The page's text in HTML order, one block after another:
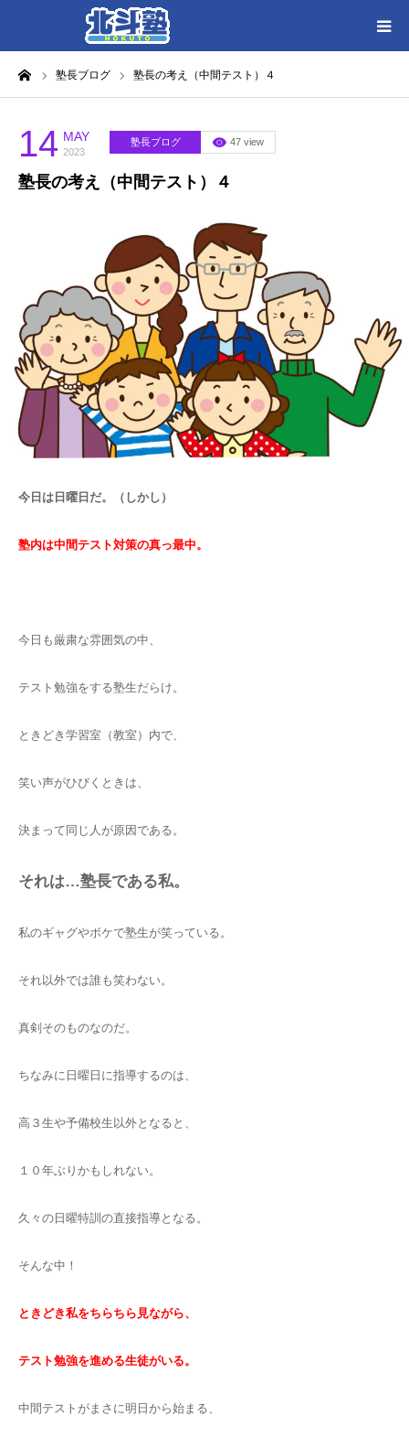
塾長ブログ 塾長の考え（中間テスト）４
14 MAY
2023
塾長ブログ 47 view
塾長の考え（中間テスト）４
今日は日曜日だ。（しかし）
塾内は中間テスト対策の真っ最中。
今日も厳粛な雰囲気の中、
テスト勉強をする塾生だらけ。
ときどき学習室（教室）内で、
笑い声がひびくときは、
決まって同じ人が原因である。
それは…塾長である私。
私のギャグやボケで塾生が笑っている。
それ以外では誰も笑わない。
真剣そのものなのだ。
ちなみに日曜日に指導するのは、
高３生や予備校生以外となると、
１０年ぶりかもしれない。
久々の日曜特訓の直接指導となる。
そんな中！
ときどき私をちらちら見ながら、
テスト勉強を進める生徒がいる。
中間テストがまさに明日から始まる、
HOME
各教室別に記事を見る
北斗塾／教室一覧
お問い合わせ